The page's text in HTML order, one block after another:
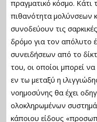
πραγματικό κόσμο. Κάτι
πιθανότητα μολύνσεων
συνοδεύουν τις
δρόμο για τον απόλυτο
συνειδήσεων από το
του, οι οποίοι μπορεί
εν τω μεταξύ η
νοημοσύνης θα έχει
ολοκληρωμένων
κάποιου είδους